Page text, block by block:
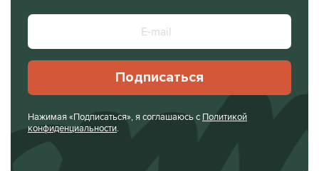
Подписаться
Нажимая «Подписаться», я соглашаюсь с Политикой
конфиденциальности.